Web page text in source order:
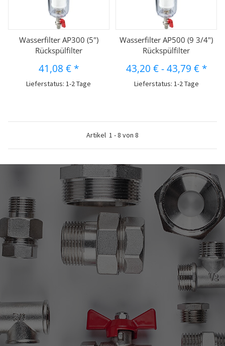
Wasserfilter AP300 (5")
Rückspülfilter
41,08 € *
Lieferstatus: 1-2 Tage
Wasserfilter AP500 (9 3/4")
Rückspülfilter
43,20 €-43,79 € *
Lieferstatus: 1-2 Tage
Artikel 1 -8 von 8